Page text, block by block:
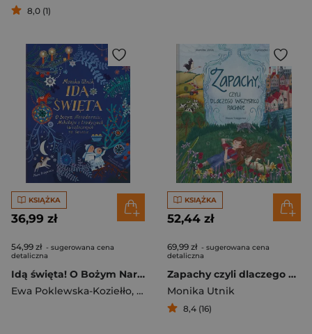
8,0 (1)
KSIĄŻKA
36,99 zł
54,99 zł - sugerowana cena
detaliczna
Idą święta! O Bożym Narodzeniu, Mikołaju i tradycjach świątecznych na świecie
Ewa Poklewska-Koziełło, Monika Utnik
KSIĄŻKA
52,44 zł
69,99 zł - sugerowana cena
detaliczna
Zapachy czyli dlaczego wszystko pachnie
Monika Utnik
8,4 (16)